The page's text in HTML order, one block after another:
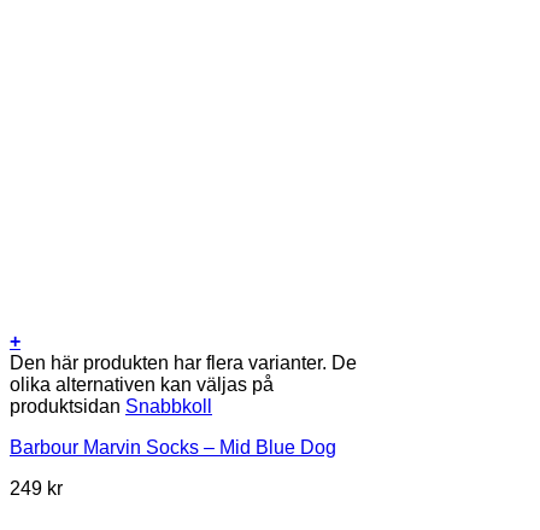
+
Den här produkten har flera varianter. De
olika alternativen kan väljas på
produktsidan Snabbkoll
Barbour Marvin Socks – Mid Blue Dog
249 kr